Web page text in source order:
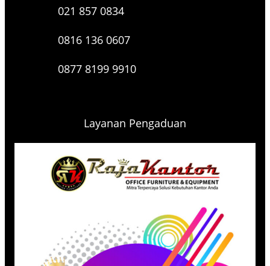
021 857 0834
0816 136 0607
0877 8199 9910
Layanan Pengaduan